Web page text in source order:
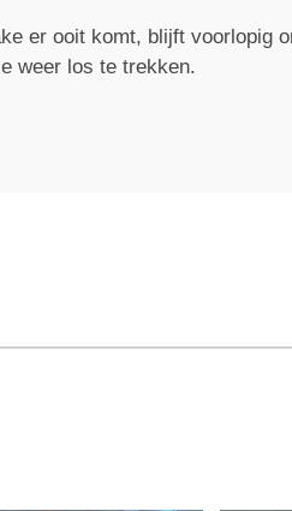
er ooit komt, blijft voorlopig
weer los te trekken.